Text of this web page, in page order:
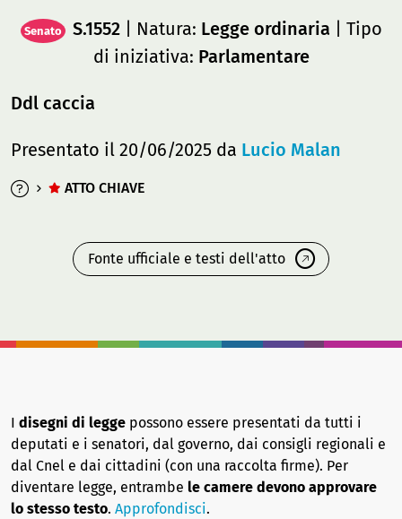
Senato S.1552| Natura: Legge ordinaria | Tipo
di iniziativa: Parlamentare
Ddl caccia
Presentato il 20/06/2025 da Lucio Malan
ATTO CHIAVE
Fonte ufficiale e testi dell'atto
I disegni di legge possono essere presentati da tutti i
deputati e i senatori, dal governo, dai consigli regionali e
dal Cnel e dai cittadini (con una raccolta firme). Per
diventare legge, entrambe le camere devono approvare
lo stesso testo. Approfondisci.